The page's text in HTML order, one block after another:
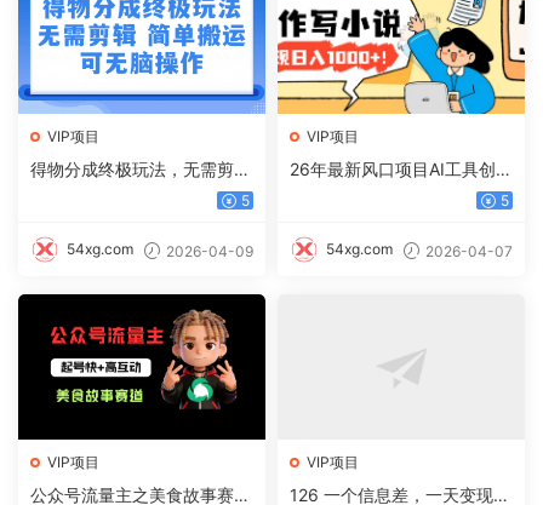
VIP项目
得物分成终极玩法，无需剪
5
54xg.com 2026-04-09
VIP项目
26年最新风口项目AI工具创作
写小说，轻松实现日入1000+
5
54xg.com 2026-04-07
VIP项目
公众号流量主之美食故事赛
VIP项目
126 一个信息差，一天变现5